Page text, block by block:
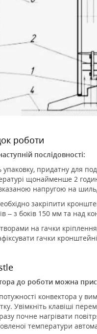
роботи
послідовності:
упаковку, придатну для
щонайменше 2
напругою на
закріпити
– з боків 150 мм та над
на гачки
гачки
до роботи можна
конвектора у
Увімкніть клавіші
почне нагрівати
температури